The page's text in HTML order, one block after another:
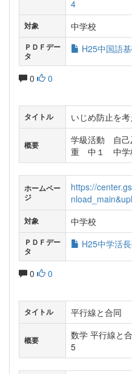
4
対象 中学校
ＰＤＦデー
タ
H25中国語
0 0
タイトル いじめ防止を考
概要
学級活動 自己
重 中１ 中
ホームペー
ジ
https://
対象 中学校
ＰＤＦデー
タ
H25中学活
0 0
タイトル 平行線と合同
概要
数学 平行線と
5